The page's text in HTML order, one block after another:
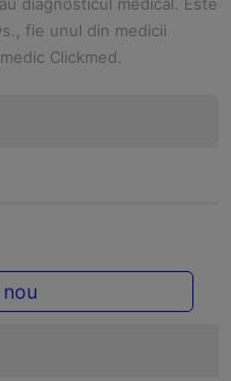
fie unul din medicii
Clickmed.